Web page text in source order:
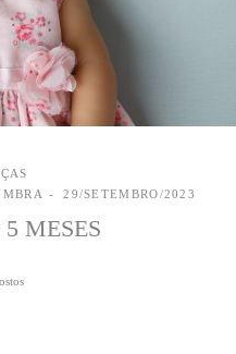
29/SETEMBRO/2023
MESES